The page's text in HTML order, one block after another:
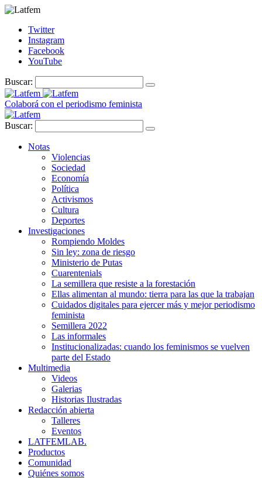
Twitter
Instagram
Facebook
YouTube
Buscar:
Colaborá con el periodismo feminista
Buscar:
Notas
Violencias
Sociedad
Economía
Política
Activismos
Cultura
Deportes
Investigaciones
Rompiendo Moldes
Sin ley: zona de riesgo
Ministerio de Putas
Cuarentenials
La semillera que resiste a la forestación
Ellas alimentan al mundo: tierra para las que la trabajan
Cuidados digitales para ejercer más y mejor periodismo
feminista
Semillera 2022
Las informales
Institucionalizadas: cuando los feminismos se vuelven
parte del Estado
Multimedia
Videos
Galerias
Historias Ilustradas
Redacción abierta
Talleres
Eventos
LATFEMLAB.
Productos
Comunidad
Quiénes somos